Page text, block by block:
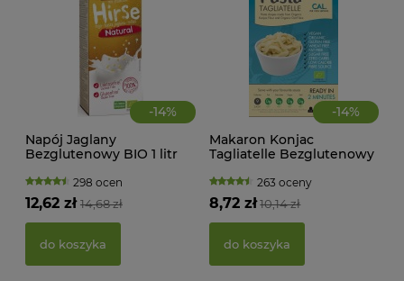
-14%
Napój Jaglany
Bezglutenowy BIO 1 litr
298 ocen
14,68 zł
12,62 zł
do koszyka
-14%
Makaron Konjac
Tagliatelle Bezglutenowy
Foods
263 oceny
10,14 zł
8,72 zł
do koszyka